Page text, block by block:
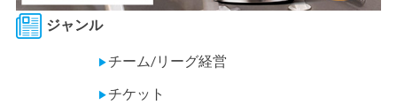
ジャンル
▶チーム/リーグ経営
▶チケット